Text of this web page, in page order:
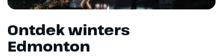
Ontdek winters
Edmonton